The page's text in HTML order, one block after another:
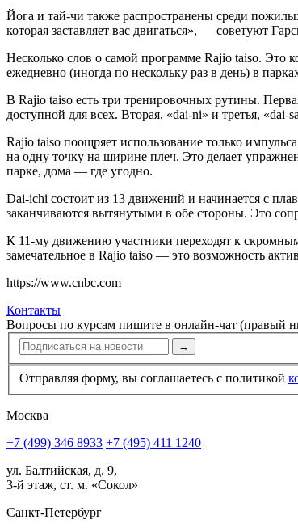
Йога и тай-чи также распространены среди
которая заставляет вас двигаться», — советуют
Несколько слов о самой программе Rajio taiso.
ежедневно (иногда по нескольку раз в день) в
В Rajio taiso есть три тренировочных рутины.
доступной для всех. Вторая, «dai-ni» и третья,
Rajio taiso поощряет использова­ние только
на одну точку на ширине плеч. Это делает
парке, дома — где угодно.
Dai-ichi состоит из 13 движений и начинается с
заканчиваются вытянутыми в обе стороны. Это
К 11-му движению участники переходят к
замечательное в Rajio taiso — это возможность
https://www.cnbc.com
Контакты
Вопросы по курсам пишите в онлайн-чат (правый
→
Отправляя форму, вы соглашаетесь с политикой
Москва
+7 (499) 346 8933 +7 (495) 411 1240
ул. Балтийская, д. 9,
3-й этаж, ст. м. «Сокол»
Санкт-Петербург